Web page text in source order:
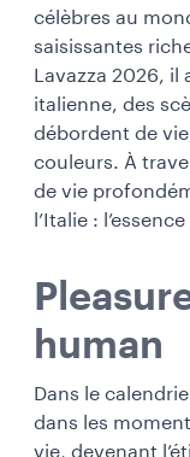
célèbres au
saisissantes
Lavazza 2026,
italienne, des
débordent de
couleurs. À
de vie
l’Italie :
human
Dans le
dans les
vie, devenant